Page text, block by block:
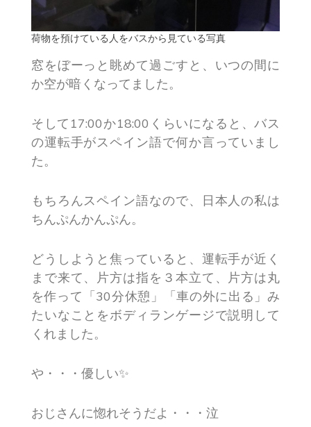
荷物を預けている人をバスから見ている写真
窓をぼーっと眺めて過ごすと、いつの間に
か空が暗くなってました。
そして17:00か18:00くらいになると、バス
の運転手がスペイン語で何か言っていまし
た。
もちろんスペイン語なので、日本人の私は
ちんぷんかんぷん。
どうしようと焦っていると、運転手が近く
まで来て、片方は指を３本立て、片方は丸
を作って「30分休憩」「車の外に出る」み
たいなことをボディランゲージで説明して
くれました。
や・・・優しい✨
おじさんに惚れそうだよ・・・泣